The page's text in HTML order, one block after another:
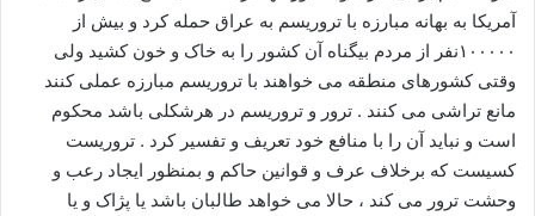
آمریکا به بهانه مبارزه با تروریسم به عراق حمله کرد و بیش از
۱۰۰۰۰۰نفر از مردم بیگناه آن کشور را به خاک و خون کشید ولی
وقتی کشورهای منطقه می خواهند با تروریسم مبارزه عملی کنند
مانع تراشی می کنند . ترور و تروریسم در هرشکلی باشد محکوم
است و نباید آن را با منافع خود تعریف و تفسیر کرد . تروریست
کسیست که برخلاف عرف و قوانین حاکم و بمنظور ایجاد رعب و
وحشت ترور می کند ، حالا می خواهد طالبان باشد یا پژاک و یا